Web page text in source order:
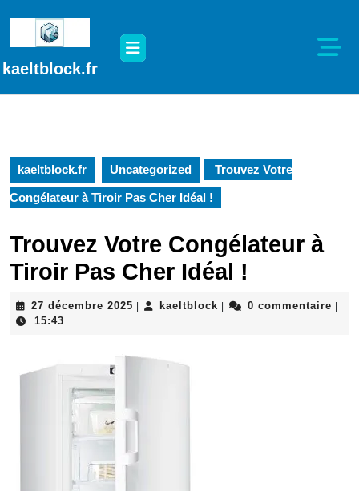
contenu
kaeltblock.fr
Open
Button
kaeltblock.fr Uncategorized Trouvez Votre
Congélateur à Tiroir Pas Cher Idéal !
Trouvez Votre Congélateur à
Tiroir Pas Cher Idéal !
27 décembre 2025 27
kaeltblock kaeltblock0 commentaire
15:43